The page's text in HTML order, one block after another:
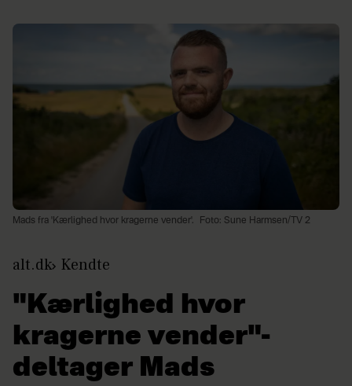
Mads fra 'Kærlighed hvor kragerne vender'. Foto: Sune Harmsen/TV 2
alt.dk Kendte
"Kærlighed hvor
kragerne vender"-
deltager Mads